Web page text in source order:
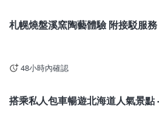
札幌燒盤溪窯陶藝體驗 附接駁服
48小時內確認
搭乘私人包車暢遊北海道人氣景點